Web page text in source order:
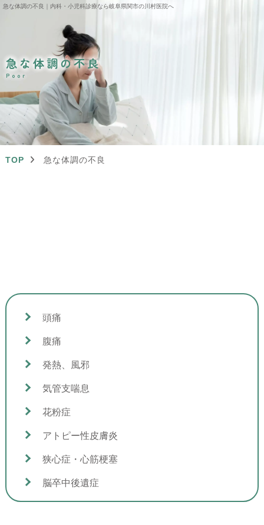
急な体調の不良｜内科・小児科診療なら岐阜県関市の川村医院へ
急な体調の不良
Poor
TOP 急な体調の不良
頭痛
腹痛
発熱、風邪
気管支喘息
花粉症
アトピー性皮膚炎
狭心症・心筋梗塞
脳卒中後遺症